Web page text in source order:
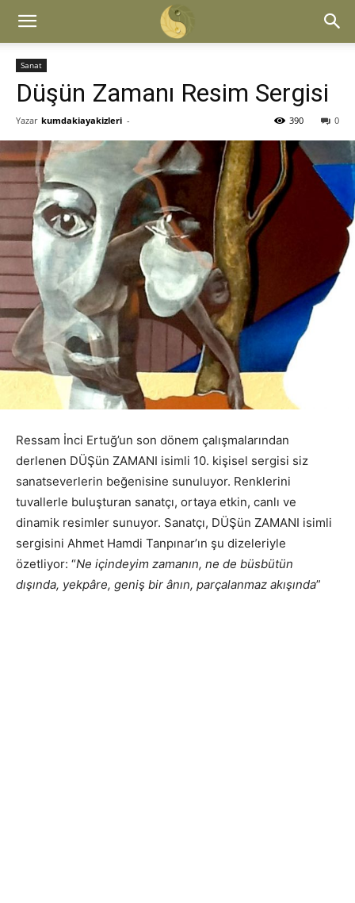
Sanat
Düşün Zamanı Resim Sergisi
Yazar kumdakiayakizleri - 0
390
Ressam İnci Ertuğ’un son dönem çalışmalarından
derlenen DÜŞün ZAMANI isimli 10. kişisel sergisi siz
sanatseverlerin beğenisine sunuluyor. Renklerini
tuvallerle buluşturan sanatçı, ortaya etkin, canlı ve
dinamik resimler sunuyor. Sanatçı, DÜŞün ZAMANI isimli
sergisini Ahmet Hamdi Tanpınar’ın şu dizeleriyle
özetliyor: “Ne içindeyim zamanın, ne de büsbütün
dışında, yekpâre, geniş bir ânın, parçalanmaz akışında”